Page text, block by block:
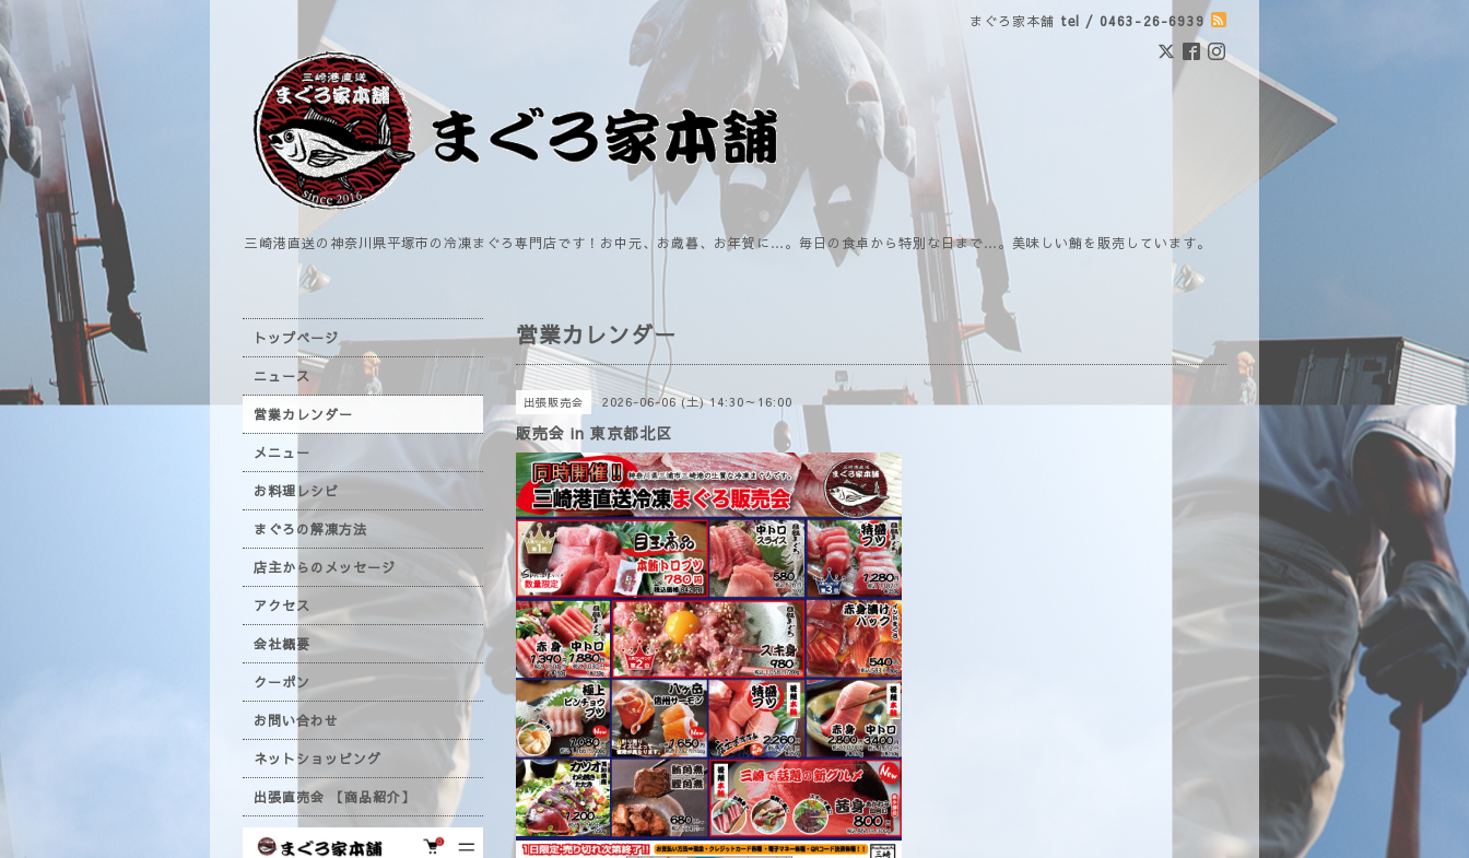
まぐろ家本舗 tel / 0463-26-6939
三崎港直送の神奈川県平塚市の冷凍まぐろ専門店です！お中元、お歳暮、お年賀に…。毎日の食卓から特別な日まで…。美味しい鮪を販売しています。
営業カレンダー
出張販売会 2026-06-06 (土) 14:30～16:00
販売会 in 東京都北区
トップページ
ニュース
営業カレンダー
メニュー
お料理レシピ
まぐろの解凍方法
店主からのメッセージ
アクセス
会社概要
クーポン
お問い合わせ
ネットショッピング
出張直売会 【商品紹介】